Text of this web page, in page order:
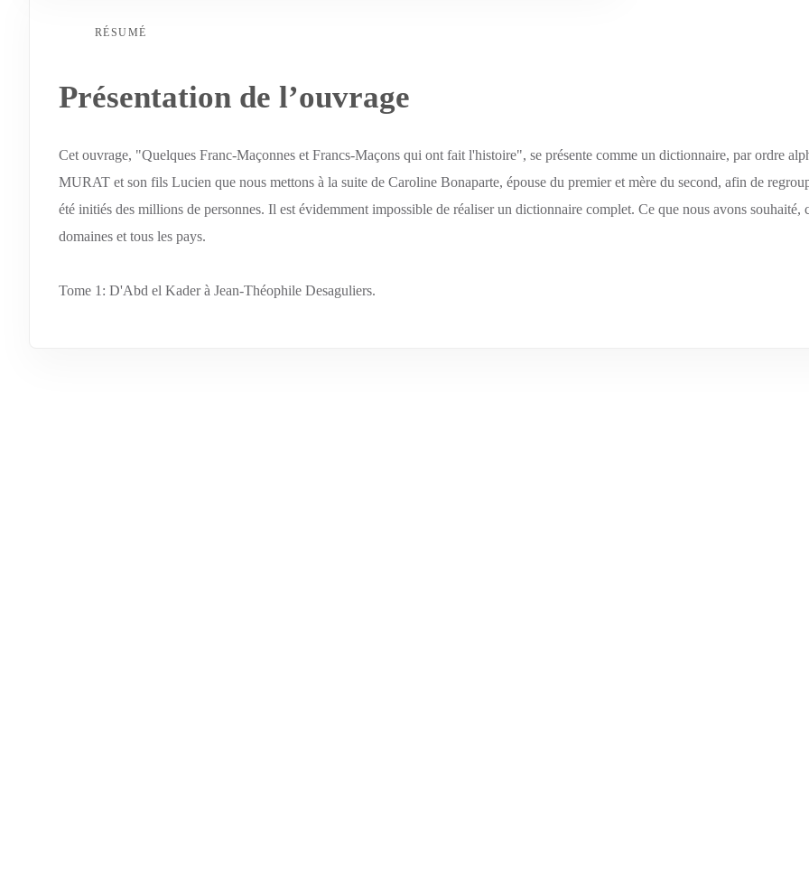
RÉSUMÉ
Présentation de l’ouvrage
Cet ouvrage, "Quelques Franc-Maçonnes et Francs-Maçons qui ont fait l'histoire", se présente comme un dictionnaire, par ordre
MURAT et son fils Lucien que nous mettons à la suite de Caroline Bonaparte, épouse du premier et mère du second, afin de
été initiés des millions de personnes. Il est évidemment impossible de réaliser un dictionnaire complet. Ce que nous avons souhaité,
domaines et tous les pays.
Tome 1: D'Abd el Kader à Jean-Théophile Desaguliers.